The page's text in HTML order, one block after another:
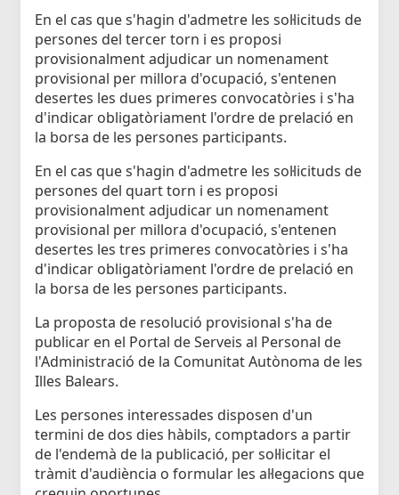
En el cas que s'hagin d'admetre les sol·licituds de
persones del tercer torn i es proposi
provisionalment adjudicar un nomenament
provisional per millora d'ocupació, s'entenen
desertes les dues primeres convocatòries i s'ha
d'indicar obligatòriament l'ordre de prelació en
la borsa de les persones participants.
En el cas que s'hagin d'admetre les sol·licituds de
persones del quart torn i es proposi
provisionalment adjudicar un nomenament
provisional per millora d'ocupació, s'entenen
desertes les tres primeres convocatòries i s'ha
d'indicar obligatòriament l'ordre de prelació en
la borsa de les persones participants.
La proposta de resolució provisional s'ha de
publicar en el Portal de Serveis al Personal de
l'Administració de la Comunitat Autònoma de les
Illes Balears.
Les persones interessades disposen d'un
termini de dos dies hàbils, comptadors a partir
de l'endemà de la publicació, per sol·licitar el
tràmit d'audiència o formular les al·legacions que